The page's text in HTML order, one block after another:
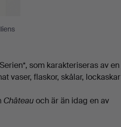
som karakteriseras av en
vaser, flaskor, skålar, lockaskar
Châteauoch är än idag en av